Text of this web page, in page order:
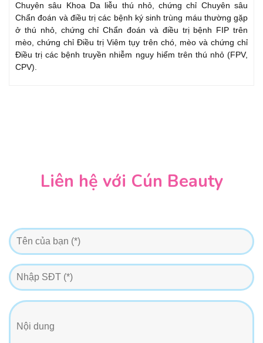
Chuyên sâu Khoa Da liễu thú nhỏ, chứng chỉ Chuyên sâu
Chẩn đoán và điều trị các bệnh ký sinh trùng máu thường gặp
ở thú nhỏ, chứng chỉ Chẩn đoán và điều trị bệnh FIP trên
mèo, chứng chỉ Điều trị Viêm tụy trên chó, mèo và chứng chỉ
Điều trị các bệnh truyền nhiễm nguy hiểm trên thú nhỏ (FPV,
CPV).
Liên hệ với Cún Beauty